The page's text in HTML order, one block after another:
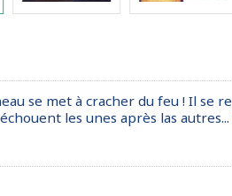
se met à cracher du feu ! Il se
les unes après las